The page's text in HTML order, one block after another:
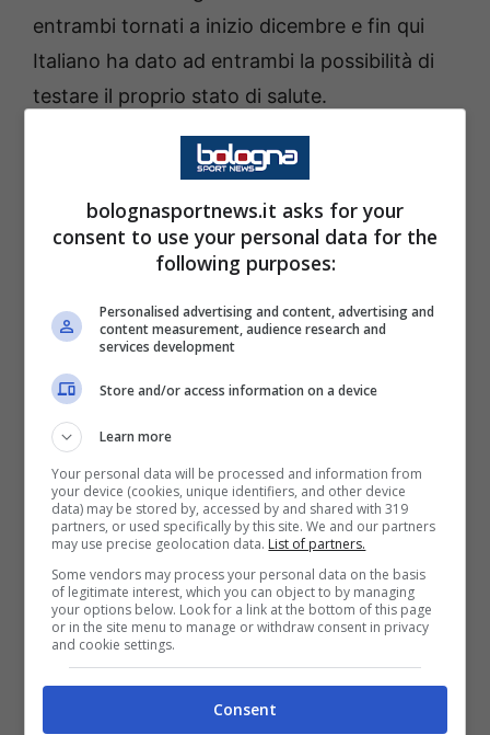
entrambi tornati a inizio dicembre e fin qui
Italiano ha dato ad entrambi la possibilità di
testare il proprio stato di salute.
Più precisamente Cambiaghi in Serie A e
suoprimo gol in rossoblù nel match contro il
. L’esternoazzurroinvece, partito a
rilento nei primi match, ora sembra aver
ritrovato la sua energia, come dimostrato
nella trasferta a Vigo con l’assist per l’1-2
definitivo firmato da Bernardeschi.
Per il confronto tra i due, il tabellino dei gol è
una voce un po’ scarna. Soltanto un gol per
l’inglese e due per l’esterno di Monza. Sugli
assiststravince quest’ultimo, con un totale di
5 tra Serie A ed Europa League. Due esterni
offensivi non “alla Orsolini”, ovvero che si
nutrono di gol, ma che giocano più a servizio
della squadra per bilanciare il gioco e portare
bolognasportnews.it asks for your
consent to use your personal data for the
following purposes:
Personalised advertising and content, advertising and
content measurement, audience research and
services development
Store and/or access information on a device
Learn more
Your personal data will be processed and information from
your device (cookies, unique identifiers, and other device
data) may be stored by, accessed by and shared with 319
partners, or used specifically by this site. We and our partners
may use precise geolocation data. List of partners.
Some vendors may process your personal data on the basis
of legitimate interest, which you can object to by managing
your options below. Look for a link at the bottom of this page
or in the site menu to manage or withdraw consent in privacy
and cookie settings.
Consent